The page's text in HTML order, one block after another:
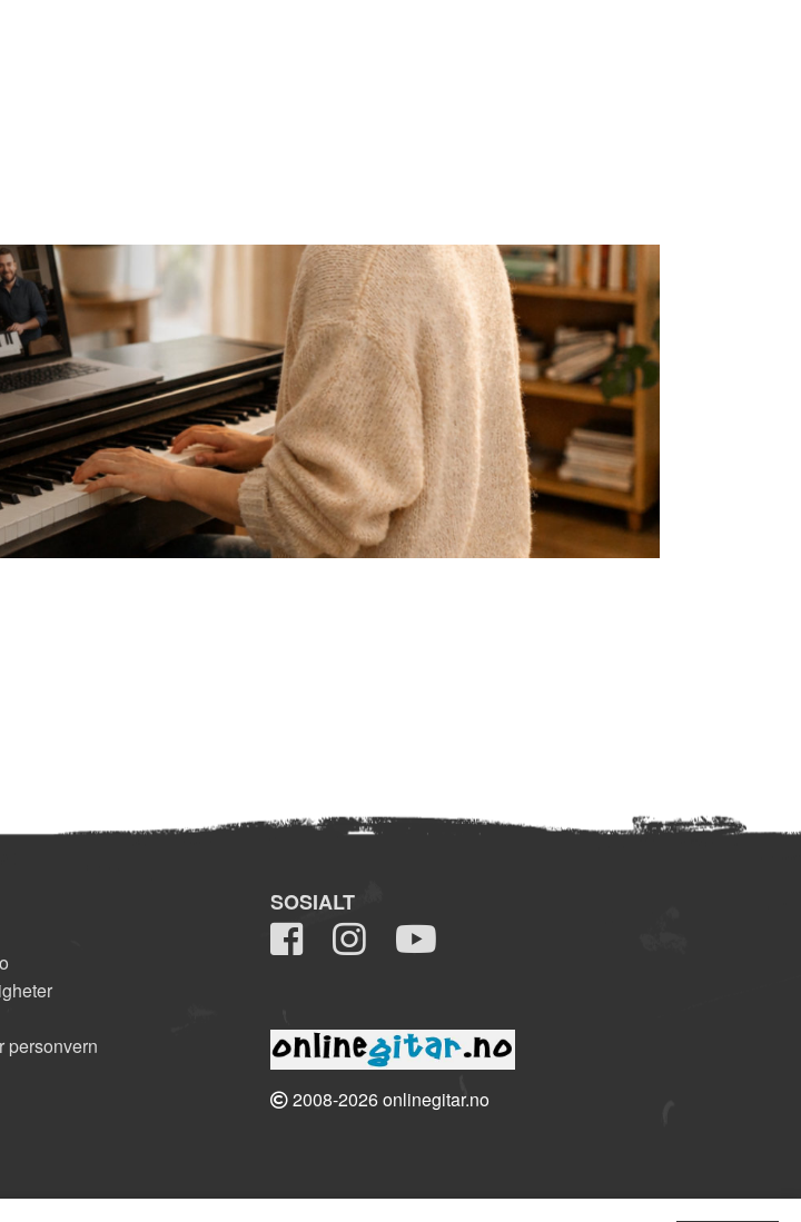
personvern
SOSIALT
2008-2026 onlinegitar.no